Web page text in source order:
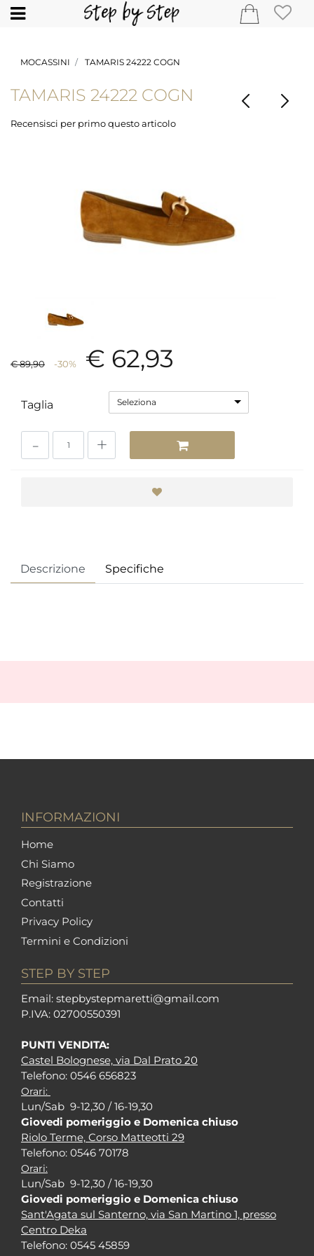
Open
MOCASSINI TAMARIS 24222 COGN
TAMARIS 24222 COGN
Recensisci per primo questo articolo
€ 89,90 -30% € 62,93
Taglia Seleziona
Descrizione Specifiche
INFORMAZIONI
Home
Chi Siamo
Registrazione
Contatti
Privacy Policy
Termini e Condizioni
STEP BY STEP
Email: stepbystepmaretti@gmail.com
P.IVA: 02700550391
PUNTI VENDITA:
Castel Bolognese, via Dal Prato 20
Telefono: 0546 656823
Orari:
Lun/Sab 9-12,30 / 16-19,30
Giovedi pomeriggio e Domenica chiuso
Riolo Terme, Corso Matteotti 29
Telefono: 0546 70178
Orari:
Lun/Sab 9-12,30 / 16-19,30
Giovedi pomeriggio e Domenica chiuso
Sant'Agata sul Santerno, via San Martino 1, presso
Centro Deka
Telefono: 0545 45859